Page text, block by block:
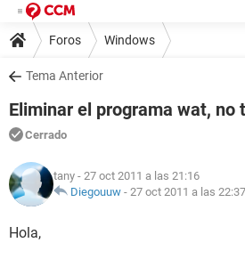
Foros Windows
Tema Anterior
Eliminar el programa wat, no
Cerrado
tany - 27 oct 2011 a las 21:16
Diegouuw - 27 oct 2011 a las 22:37
Hola,